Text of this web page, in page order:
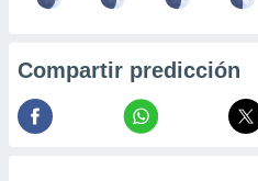
Compartir predicción